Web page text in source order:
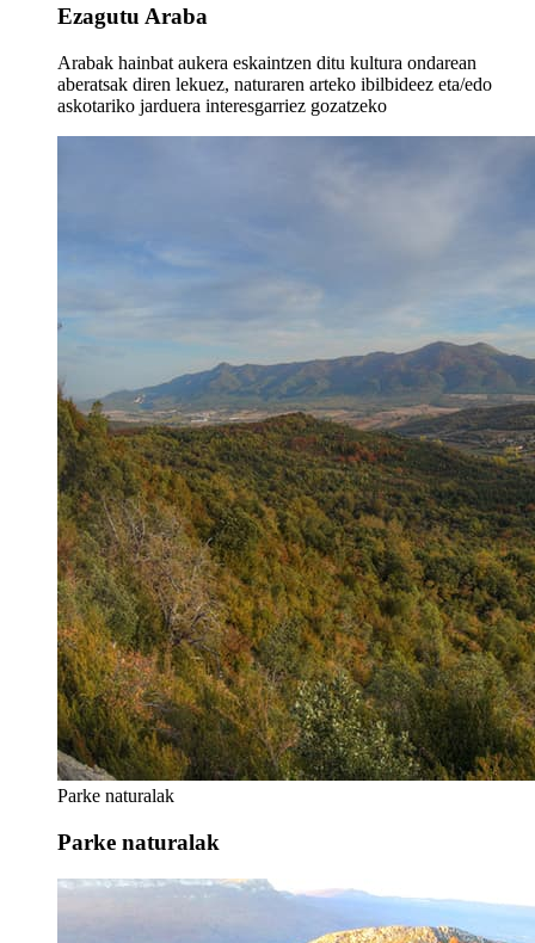
Ezagutu Araba
Arabak hainbat aukera eskaintzen ditu kultura ondarean
aberatsak diren lekuez, naturaren arteko ibilbideez eta/edo
askotariko jarduera interesgarriez gozatzeko
Parke naturalak
Parke naturalak